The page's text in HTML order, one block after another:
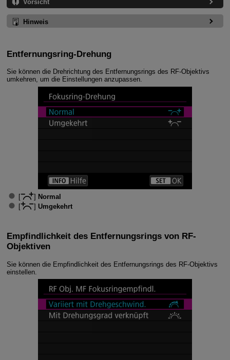
Vorsicht
Hinweis
Entfernungsring-Drehung
Sie können die Drehrichtung des Entfernungsrings des RF-Objektivs
umkehren, um die Einstellungen anzupassen.
[ ] Normal
[
] Umgekehrt
Empfindlichkeit des Entfernungsrings von RF-
Objektiven
Sie können die Empfindlichkeit des Entfernungsrings des RF-Objektivs
einstellen.